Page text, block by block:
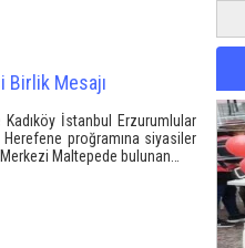
Birlik Mesajı
İstanbul Erzurumlular
proğramına siyasiler
Maltepede bulunan…